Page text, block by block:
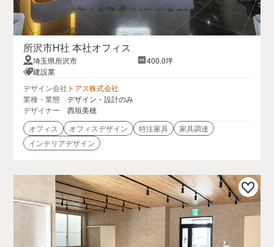
所沢市H社 本社オフィス
埼玉県所沢市
400.0坪
建設業
デザイン会社 トアス株式会社
業種・業態
デザイン・設計のみ
デザイナー
西垣美穂
オフィス
オフィスデザイン 特注家具
家具調達
インテリアデザイン